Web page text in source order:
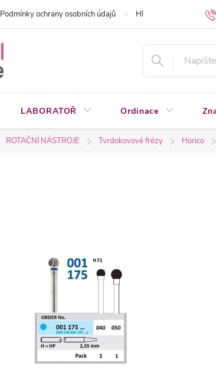
Podmínky ochrany osobních údajů Hledáte a nenacházíte?
LABORATOŘ Ordinace
ROTAČNÍ NÁSTROJE Tvrdokovové frézy Horico